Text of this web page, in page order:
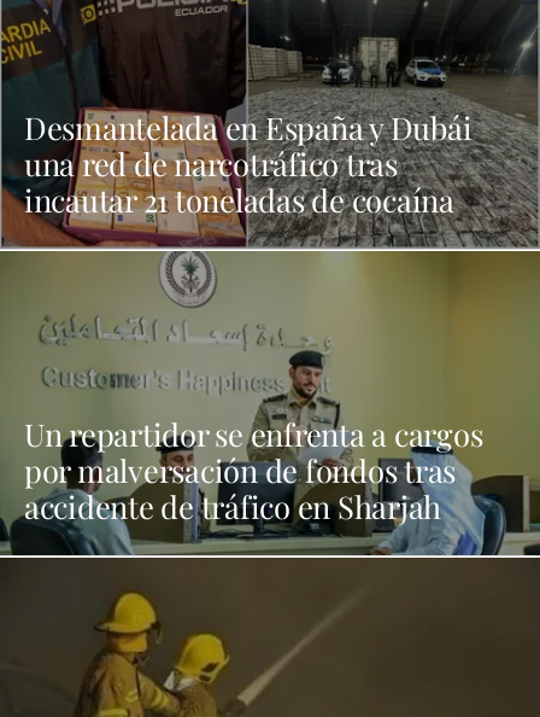
Desmantelada en España y Dubái
una red de narcotráfico tras
incautar 21 toneladas de cocaína
Un repartidor se enfrenta a cargos
por malversación de fondos tras
accidente de tráfico en Sharjah